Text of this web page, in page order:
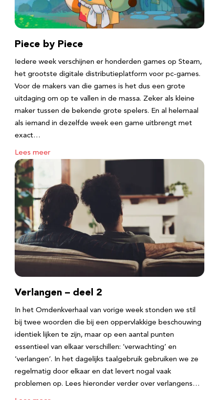
Piece by Piece
Iedere week verschijnen er honderden games op Steam,
het grootste digitale distributieplatform voor pc-games.
Voor de makers van die games is het dus een grote
uitdaging om op te vallen in de massa. Zeker als kleine
maker tussen de bekende grote spelers. En al helemaal
als iemand in dezelfde week een game uitbrengt met
exact…
Lees meer
Verlangen – deel 2
In het Omdenkverhaal van vorige week stonden we stil
bij twee woorden die bij een oppervlakkige beschouwing
identiek lijken te zijn, maar op een aantal punten
essentieel van elkaar verschillen: ‘verwachting’ en
‘verlangen’. In het dagelijks taalgebruik gebruiken we ze
regelmatig door elkaar en dat levert nogal vaak
problemen op. Lees hieronder verder over verlangens…